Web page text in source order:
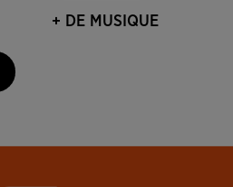
+ DE MUSIQUE